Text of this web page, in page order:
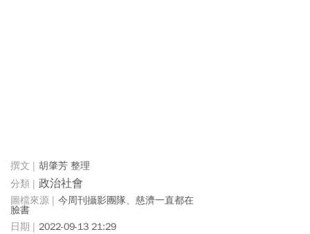
胡肇芳 整理
政治社會
今周刊攝影團隊、慈濟一直都在
臉書
2022-09-13 21:29